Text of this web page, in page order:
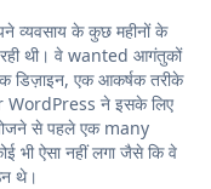
व्यवसाय के कुछ महीनों के
थी। वे wanted आगंतुकों
डिज़ाइन, एक आकर्षक तरीके
ने इसके लिए
खोजने से पहले एक many
ऐसा नहीं लगा जैसे कि वे
थे।